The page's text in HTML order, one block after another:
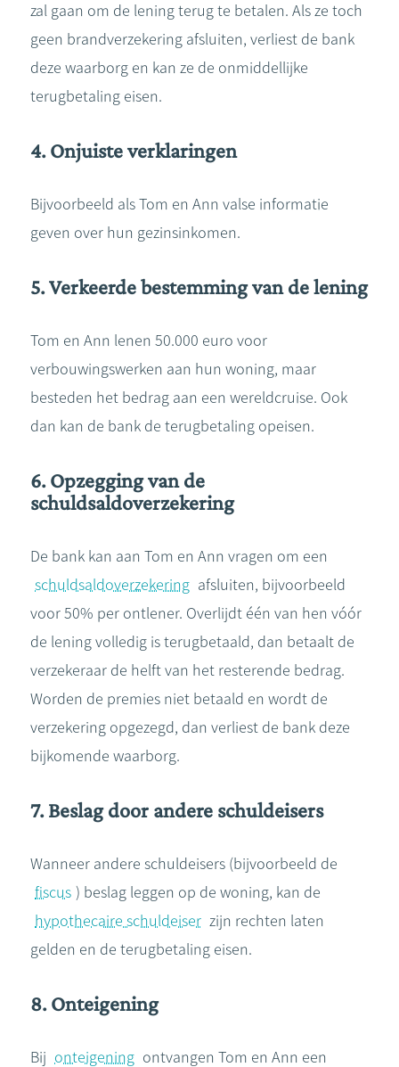
zal gaan om de lening terug te betalen. Als ze toch
geen brandverzekering afsluiten, verliest de bank
deze waarborg en kan ze de onmiddellijke
terugbetaling eisen.
4. Onjuiste verklaringen
Bijvoorbeeld als Tom en Ann valse informatie
geven over hun gezinsinkomen.
5. Verkeerde bestemming van de lening
Tom en Ann lenen 50.000 euro voor
verbouwingswerken aan hun woning, maar
besteden het bedrag aan een wereldcruise. Ook
dan kan de bank de terugbetaling opeisen.
6. Opzegging van de
schuldsaldoverzekering
De bank kan aan Tom en Ann vragen om een
schuldsaldoverzekering afsluiten, bijvoorbeeld
voor 50% per ontlener. Overlijdt één van hen vóór
de lening volledig is terugbetaald, dan betaalt de
verzekeraar de helft van het resterende bedrag.
Worden de premies niet betaald en wordt de
verzekering opgezegd, dan verliest de bank deze
bijkomende waarborg.
7. Beslag door andere schuldeisers
Wanneer andere schuldeisers (bijvoorbeeld de
fiscus ) beslag leggen op de woning, kan de
hypothecaire schuldeiser zijn rechten laten
gelden en de terugbetaling eisen.
8. Onteigening
Bij onteigening ontvangen Tom en Ann een